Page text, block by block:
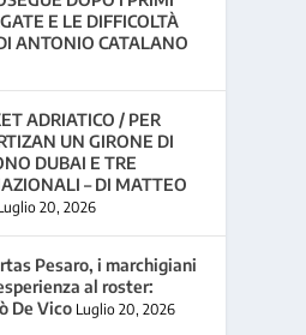
E LE DIFFICOLTÀ
ANTONIO CATALANO
ADRIATICO / PER
UN GIRONE DI
DUBAI E TRE
– DI MATTEO
20, 2026
Pesaro, i marchigiani
al roster:
De Vico Luglio 20, 2026